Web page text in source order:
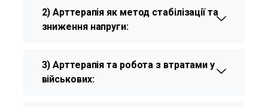
2) Арттерапія як метод стабілізації та
зниження напруги:
3) Арттерапія та робота з втратами у
військових: